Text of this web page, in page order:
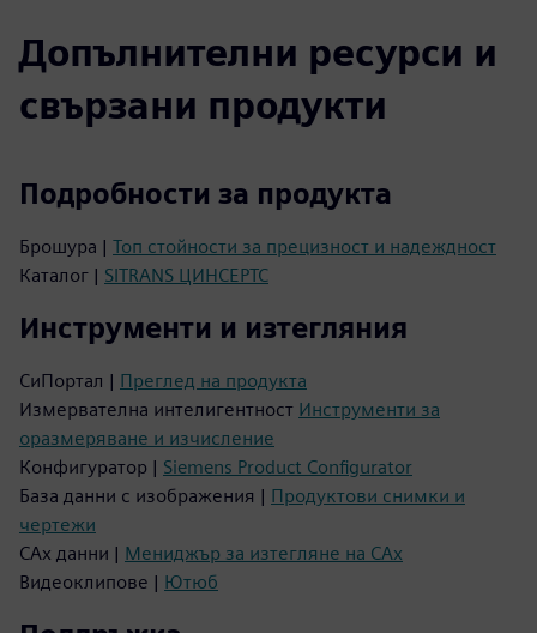
Допълнителни ресурси и
свързани продукти
Подробности за продукта
Брошура | Топ стойности за прецизност и надеждност
Каталог | SITRANS ЦИНСЕРТС
Инструменти и изтегляния
СиПортал | Преглед на продукта
Измервателна интелигентност Инструменти за
оразмеряване и изчисление
Конфигуратор | Siemens Product Configurator
База данни с изображения | Продуктови снимки и
чертежи
CAx данни | Мениджър за изтегляне на CAx
Видеоклипове | Ютюб